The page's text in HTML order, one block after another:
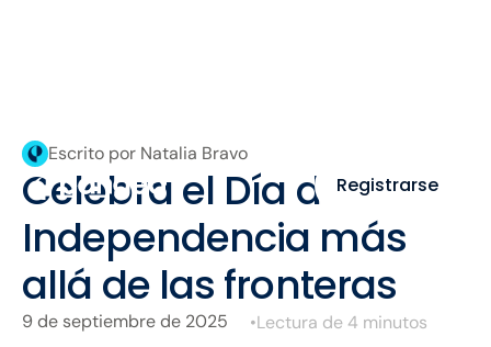
Registrarse
Escrito por Natalia Bravo
Celebra el Día de la
Independencia más
allá de las fronteras
9 de septiembre de 2025 •Lectura de 4 minutos